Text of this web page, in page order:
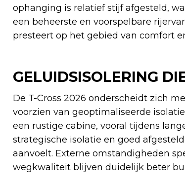
ophanging is relatief stijf afgesteld,
een beheerste en voorspelbare
presteert op het gebied van comfort
GELUIDSISOLERING
De T-Cross 2026 onderscheidt zich
voorzien van geoptimaliseerde
een rustige cabine, vooral tijdens
strategische isolatie en goed
aanvoelt. Externe omstandigheden
wegkwaliteit blijven duidelijk beter